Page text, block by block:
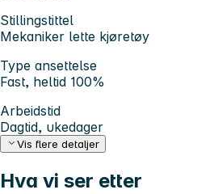
Stillingstittel
Mekaniker lette kjøretøy
Type ansettelse
Fast, heltid 100%
Arbeidstid
Dagtid, ukedager
Vis flere detaljer
Hva vi ser etter